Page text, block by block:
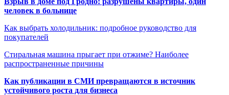
человек в больнице
Как выбрать холодильник: подробное руководство для
покупателей
Стиральная машина прыгает при отжиме? Наиболее
распространенные причины
Как публикации в СМИ превращаются в источник
устойчивого роста для бизнеса